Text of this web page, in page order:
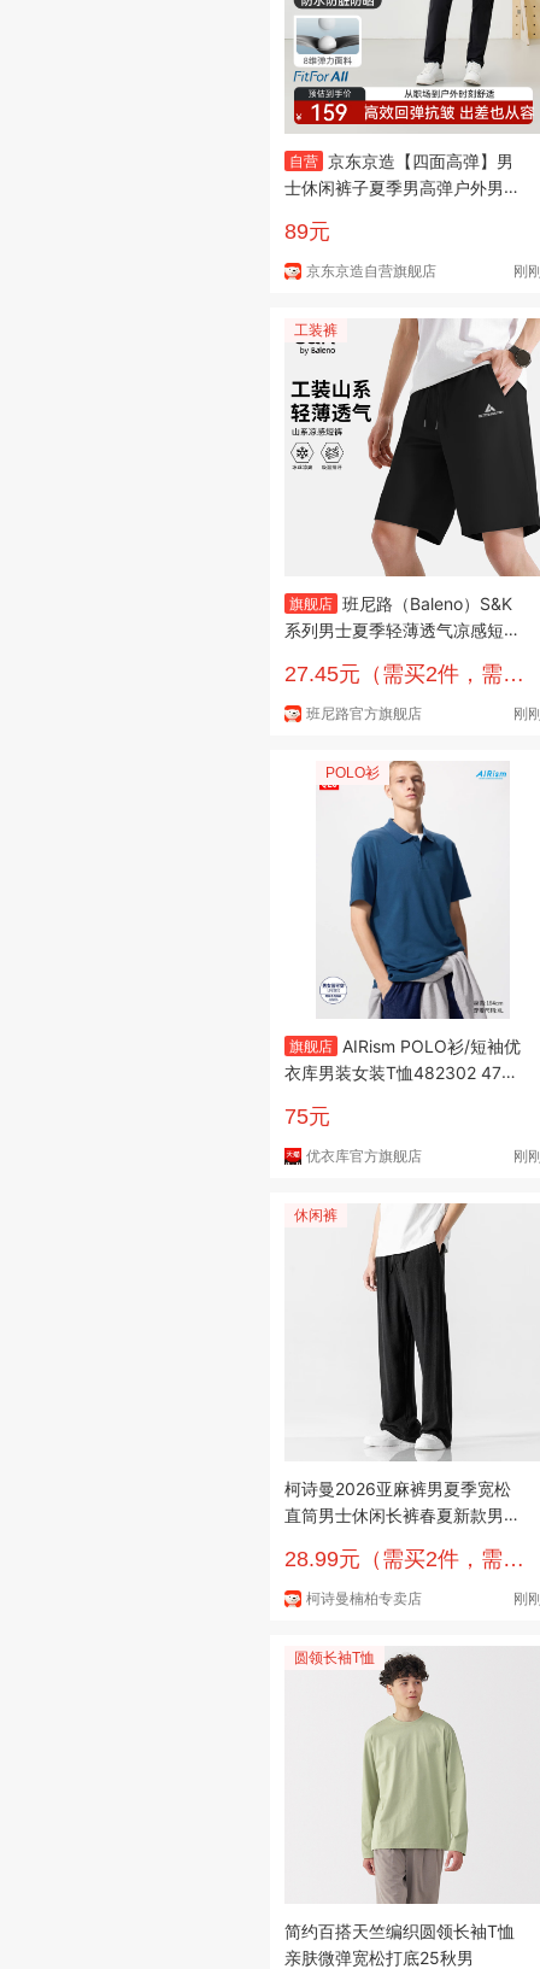
自营 京东京造【四面高弹】男
士休闲裤子夏季男高弹户外男裤
89元
京东京造自营旗舰店 刚
工装裤
旗舰店 班尼路（Baleno）S&K
系列男士夏季轻薄透气凉感短裤
JPB三角灰 3XL
27.45元（需买2件，需用
班尼路官方旗舰店 刚
POLO衫
旗舰店
AIRism POLO衫/短袖优
衣库男装女装T恤482302 4797
75元
优衣库官方旗舰店 刚
休闲裤
柯诗曼2026亚麻裤男夏季宽松
直筒男士休闲长裤春夏新款男裤
125斤
28.99元（需买2件，需用
柯诗曼楠柏专卖店 刚
圆领长袖T恤
简约百搭天竺编织圆领长袖T恤
亲肤微弹宽松打底25秋男